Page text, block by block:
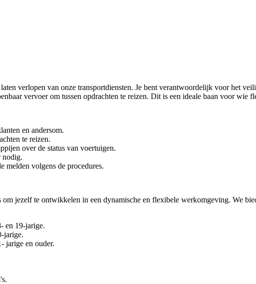
verlopen van onze transportdiensten. Je bent verantwoordelijk voor het
vervoer om tussen opdrachten te reizen. Dit is een ideale baan voor wie
en andersom.
te reizen.
over de status van voertuigen.
nodig.
melden volgens de procedures.
jezelf te ontwikkelen in een dynamische en flexibele werkomgeving. We
en 19-jarige.
jarige.
jarige en ouder.